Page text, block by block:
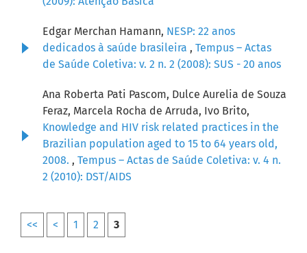
Edgar Merchan Hamann, NESP: 22 anos
dedicados à saúde brasileira , Tempus – Actas
de Saúde Coletiva: v. 2 n. 2 (2008): SUS - 20 anos
Ana Roberta Pati Pascom, Dulce Aurelia de Souza
Feraz, Marcela Rocha de Arruda, Ivo Brito,
Knowledge and HIV risk related practices in the
Brazilian population aged to 15 to 64 years old,
2008. , Tempus – Actas de Saúde Coletiva: v. 4 n.
2 (2010): DST/AIDS
<< < 1 2 3